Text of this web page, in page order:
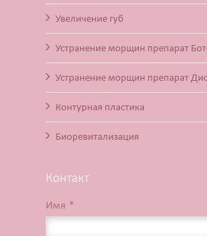
Увеличение губ
Устранение морщин препарат
Устранение морщин препарат
Контурная пластика
Биоревитализация
Контакт
Имя *